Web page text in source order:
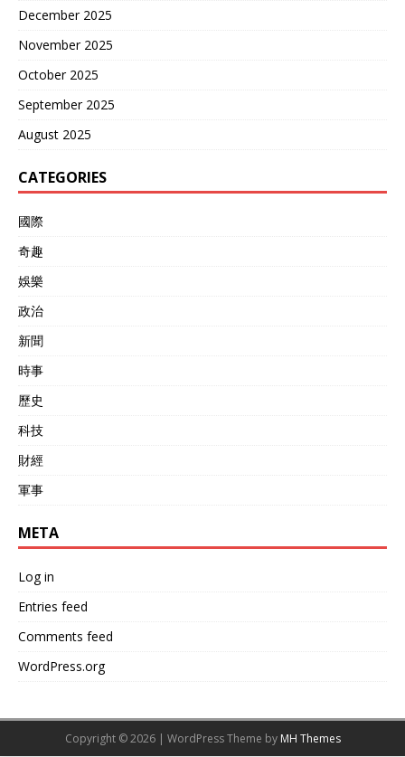
December 2025
November 2025
October 2025
September 2025
August 2025
CATEGORIES
國際
奇趣
娛樂
政治
新聞
時事
歷史
科技
財經
軍事
META
Log in
Entries feed
Comments feed
WordPress.org
Copyright © 2026 | WordPress Theme by MH Themes